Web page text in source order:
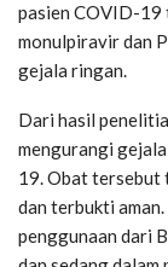
pasien COVID-19
monulpiravir dan
gejala ringan.
Dari hasil
mengurangi
19. Obat tersebut
dan terbukti
penggunaan dari